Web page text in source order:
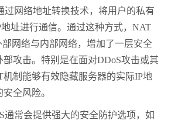
网络地址转换技术，将用户的私有
址进行通信。通过这种方式，NAT
网络与内部网络，增加了一层安全
部攻击。特别是在面对DDoS攻击或其
制能够有效隐藏服务器的实际IP地
全风险。
常会提供强大的安全防护选项，如